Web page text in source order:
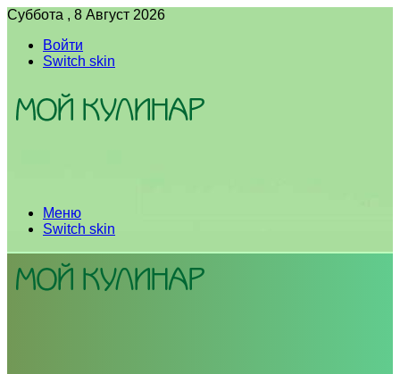
Суббота , 8 Август 2026
Войти
Switch skin
Меню
Switch skin